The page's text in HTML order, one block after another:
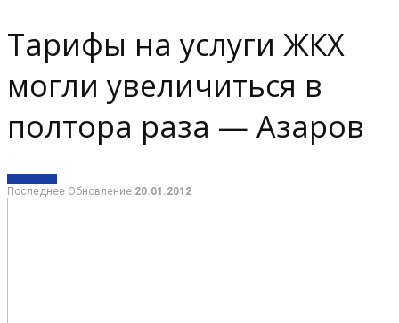
Тарифы на услуги ЖКХ
могли увеличиться в
полтора раза — Азаров
Последнее Обновление 20.01.2012